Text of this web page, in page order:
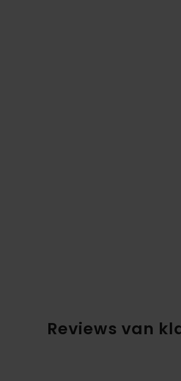
Reviews van